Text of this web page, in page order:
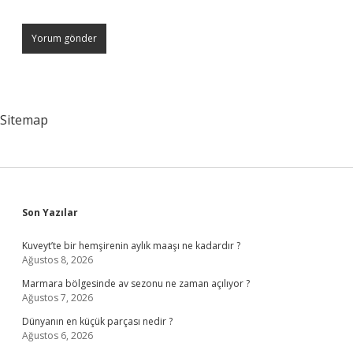
Sitemap
Sidebar
Son Yazılar
Kuveyt’te bir hemşirenin aylık maaşı ne kadardır ?
Ağustos 8, 2026
Marmara bölgesinde av sezonu ne zaman açılıyor ?
Ağustos 7, 2026
Dünyanın en küçük parçası nedir ?
Ağustos 6, 2026